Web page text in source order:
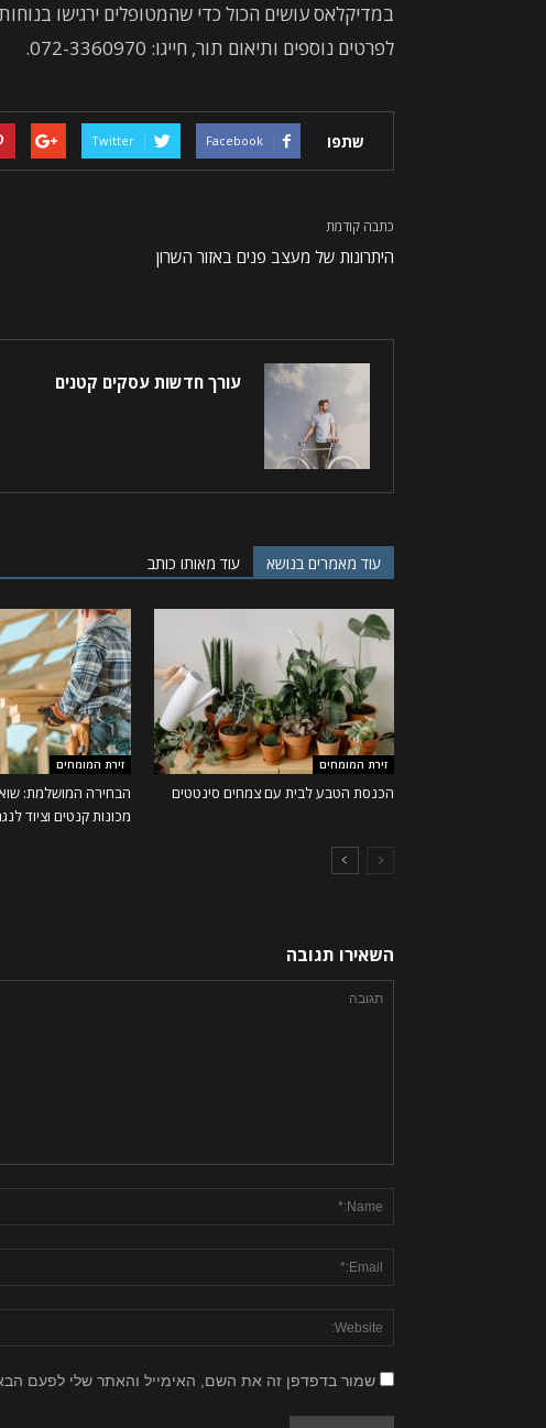
במדיקלאס עושים הכול כדי שהמטופלים ירגישו
לפרטים נוספים ותיאום תור, חייגו: 072-3360970.
שתפו Facebook
Twitter
כתבה קודמת
היתרונות של מעצב פנים באזור השרון
עורך חדשות עסקים קטנים
עוד מאמרים בנושא עוד מאותו כותב
זירת המומחים
הכנסת הטבע לבית עם צמחים סינטטים
זירת המומחים
הבחירה המושלמת:
מכונות קנטים וציוד
השאירו תגובה
שמור בדפדפן זה את השם, האימייל והאתר שלי לפעם